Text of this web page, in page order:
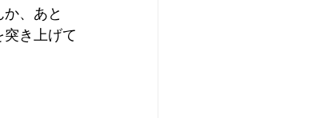
、あと
き上げて